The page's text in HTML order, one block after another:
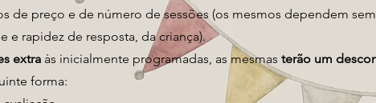
de preço e de número de sessões (os mesmos dependem
e rapidez de resposta, da criança).
extra às inicialmente programadas, as mesmas terão um
forma: